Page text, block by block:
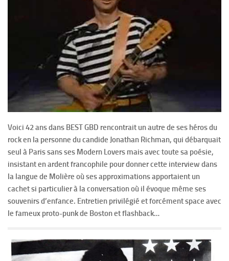
Voici 42 ans dans BEST GBD rencontrait un autre de ses héros du
rock en la personne du candide Jonathan Richman, qui débarquait
seul à Paris sans ses Modern Lovers mais avec toute sa poésie,
insistant en ardent francophile pour donner cette interview dans
la langue de Molière où ses approximations apportaient un
cachet si particulier à la conversation où il évoque même ses
souvenirs d’enfance. Entretien privilégié et forcément space avec
le fameux proto-punk de Boston et flashback…